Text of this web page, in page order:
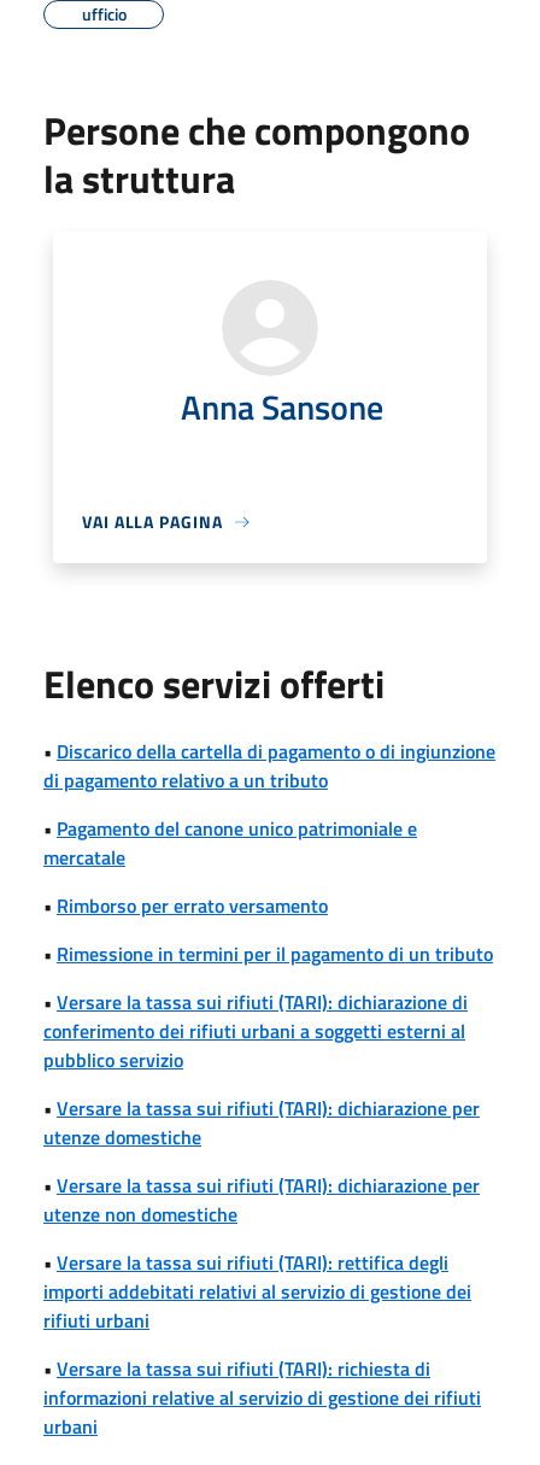
ufficio
Persone che compongono
la struttura
Anna Sansone
VAI ALLA PAGINA
Elenco servizi offerti
• Discarico della cartella di pagamento o di ingiunzione
di pagamento relativo a un tributo
• Pagamento del canone unico patrimoniale e
mercatale
• Rimborso per errato versamento
• Rimessione in termini per il pagamento di un tributo
• Versare la tassa sui rifiuti (TARI): dichiarazione di
conferimento dei rifiuti urbani a soggetti esterni al
pubblico servizio
• Versare la tassa sui rifiuti (TARI): dichiarazione per
utenze domestiche
• Versare la tassa sui rifiuti (TARI): dichiarazione per
utenze non domestiche
• Versare la tassa sui rifiuti (TARI): rettifica degli
importi addebitati relativi al servizio di gestione dei
rifiuti urbani
• Versare la tassa sui rifiuti (TARI): richiesta di
informazioni relative al servizio di gestione dei rifiuti
urbani